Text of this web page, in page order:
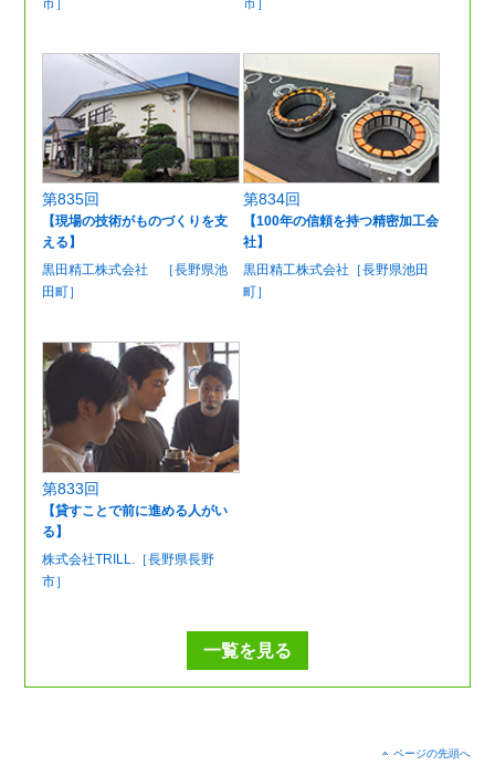
第835回
【現場の技術がものづくりを支
える】
黒田精工株式会社 ［長野県池
田町］
第834回
【100年の信頼を持つ精密加工会
社】
黒田精工株式会社［長野県池田
町］
第833回
【貸すことで前に進める人がい
る】
株式会社TRILL.［長野県長野
市］
一覧を見る
ページの先頭へ